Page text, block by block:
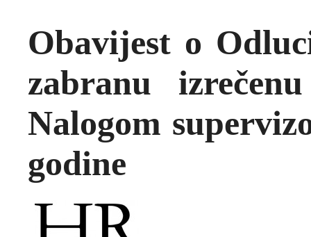
Obavijest o
zabranu
Nalogom
godine